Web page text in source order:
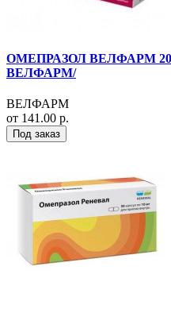
ОМЕПРАЗОЛ ВЕЛФАРМ
ВЕЛФАРМ/
ВЕЛФАРМ
от 141.00 р.
Под заказ